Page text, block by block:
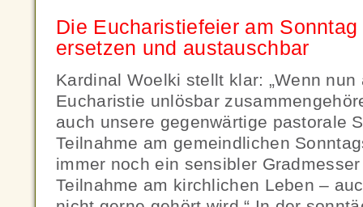
Die Eucharistiefeier am
ersetzen und austauschbar
Kardinal Woelki stellt klar: „Wenn
Eucharistie unlösbar
auch unsere gegenwärtige pastorale
Teilnahme am gemeindlichen
immer noch ein sensibler
Teilnahme am kirchlichen Leben –